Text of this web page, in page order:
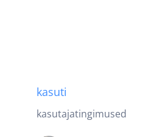
kasuti
kasutajatingimused